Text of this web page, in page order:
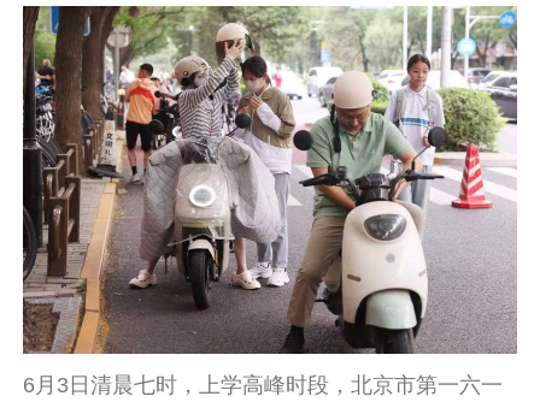
6月3日清晨七时，上学高峰时段，北京市第一六一